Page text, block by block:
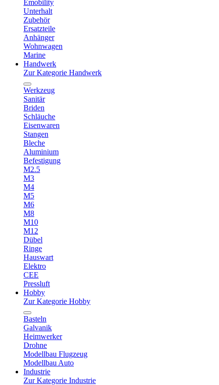
Emobility
Unterhalt
Zubehör
Ersatzteile
Anhänger
Wohnwagen
Marine
Handwerk
Zur Kategorie Handwerk
Werkzeug
Sanitär
Briden
Schläuche
Eisenwaren
Stangen
Bleche
Aluminium
Befestigung
M2.5
M3
M4
M5
M6
M8
M10
M12
Dübel
Ringe
Hauswart
Elektro
CEE
Pressluft
Hobby
Zur Kategorie Hobby
Basteln
Galvanik
Heimwerker
Drohne
Modellbau Flugzeug
Modellbau Auto
Industrie
Zur Kategorie Industrie